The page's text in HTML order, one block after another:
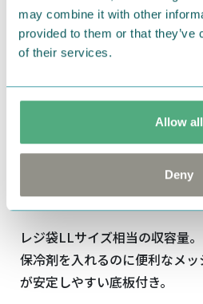
may combine it with other
provided to them or that
of their services.
Allow all
Deny
レジ袋LLサイズ相当の収容量。
保冷剤を入れるのに便利なメ
が安定しやすい底板付き。